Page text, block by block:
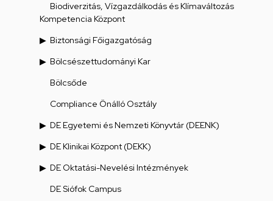
Biodiverzitás, Vízgazdálkodás és Klímaváltozás
Kompetencia Központ
Biztonsági Főigazgatóság
Bölcsészettudományi Kar
Bölcsőde
Compliance Önálló Osztály
DE Egyetemi és Nemzeti Könyvtár (DEENK)
DE Klinikai Központ (DEKK)
DE Oktatási-Nevelési Intézmények
DE Siófok Campus